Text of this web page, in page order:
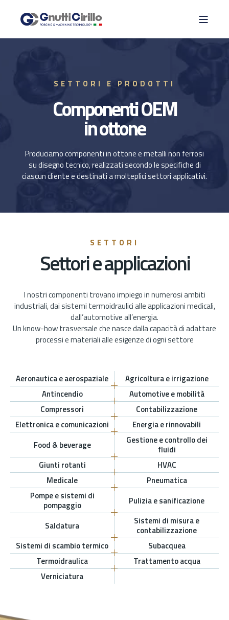
SETTORI E PRODOTTI
Componenti OEM
in ottone
Produciamo componenti in ottone e metalli non ferrosi
su disegno tecnico, realizzati secondo le specifiche di
ciascun cliente e destinati a molteplici settori applicativi.
SETTORI
Settori e applicazioni
I nostri componenti trovano impiego in numerosi ambiti
industriali, dai sistemi termoidraulici alle applicazioni medicali,
dall’automotive all’energia.
Un know-how trasversale che nasce dalla capacità di adattare
processi e materiali alle esigenze di ogni settore
Aeronautica e aerospaziale
Agricoltura e irrigazione
Antincendio
Automotive e mobilità
Compressori
Contabilizzazione
Elettronica e comunicazioni
Energia e rinnovabili
Food & beverage
Gestione e controllo dei
fluidi
Giunti rotanti
HVAC
Medicale
Pneumatica
Pompe e sistemi di
pompaggio
Pulizia e sanificazione
Saldatura
Sistemi di misura e
contabilizzazione
Sistemi di scambio termico
Subacquea
Termoidraulica
Trattamento acqua
Verniciatura